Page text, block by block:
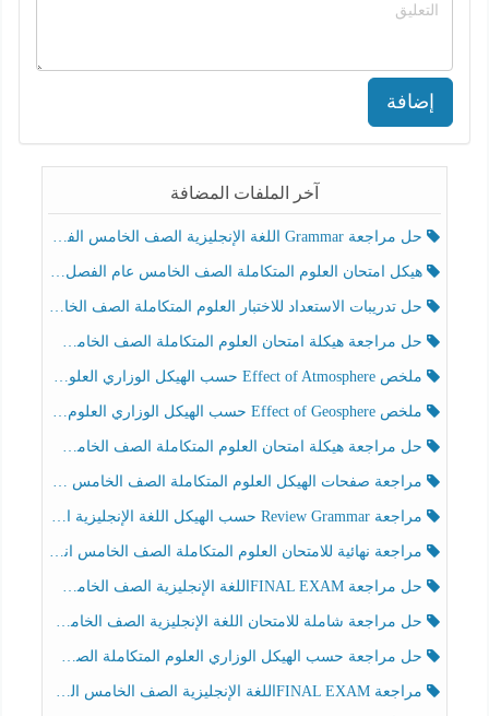
إضافة
آخر الملفات المضافة
حل مراجعة Grammar اللغة الإنجليزية الصف الخامس الفصل الثالث
هيكل امتحان العلوم المتكاملة الصف الخامس عام الفصل الدراسي الثالث 2025-2026
حل تدريبات الاستعداد للاختبار العلوم المتكاملة الصف الخامس عام الفصل الثالث
حل مراجعة هيكلة امتحان العلوم المتكاملة الصف الخامس انسبير الفصل الثالث
ملخص Effect of Atmosphere حسب الهيكل الوزاري العلوم المتكاملة الصف الخامس انسبير الفصل الثالث
ملخص Effect of Geosphere حسب الهيكل الوزاري العلوم المتكاملة الصف الخامس انسبير الفصل الثالث
حل مراجعة هيكلة امتحان العلوم المتكاملة الصف الخامس عام الفصل الثالث
مراجعة صفحات الهيكل العلوم المتكاملة الصف الخامس انسبير الفصل الثالث
مراجعة Review Grammar حسب الهيكل اللغة الإنجليزية الصف الخامس الفصل الثالث
مراجعة نهائية للامتحان العلوم المتكاملة الصف الخامس انسبير الفصل الثالث
حل مراجعة FINAL EXAMاللغة الإنجليزية الصف الخامس الفصل الثالث
حل مراجعة شاملة للامتحان اللغة الإنجليزية الصف الخامس الفصل الثالث
حل مراجعة حسب الهيكل الوزاري العلوم المتكاملة الصف الخامس عام الفصل الثالث
مراجعة FINAL EXAMاللغة الإنجليزية الصف الخامس الفصل الثالث